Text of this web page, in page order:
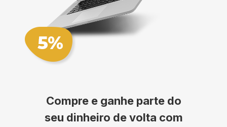
Compre e ganhe parte do
seu dinheiro de volta com